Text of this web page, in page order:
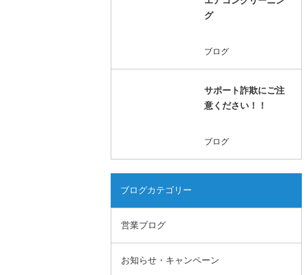
グ
ブログ
サポート詐欺にご注
意ください！！
ブログ
ブログカテゴリー
営業ブログ
お知らせ・キャンペーン